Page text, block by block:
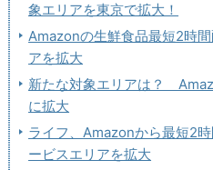
象エリアを東京で拡大！
Amazonの生鮮食品最短2時
アを拡大
新たな対象エリアは？
に拡大
ライフ、Amazonから最短2
ービスエリアを拡大